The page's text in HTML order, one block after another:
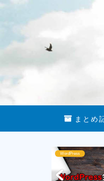
まとめ
ブログ関連まとめ